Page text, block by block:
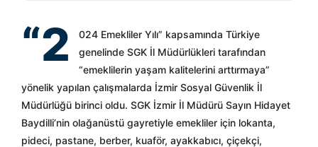
“2
024 Emekliler Yılı” kapsamında Türkiye
genelinde SGK İl Müdürlükleri tarafından
“emeklilerin yaşam kalitelerini arttırmaya”
yönelik yapılan çalışmalarda İzmir Sosyal Güvenlik İl
Müdürlüğü birinci oldu. SGK İzmir İl Müdürü Sayın Hidayet
Baydilli’nin olağanüstü gayretiyle emekliler için lokanta,
pideci, pastane, berber, kuaför, ayakkabıcı, çiçekçi,